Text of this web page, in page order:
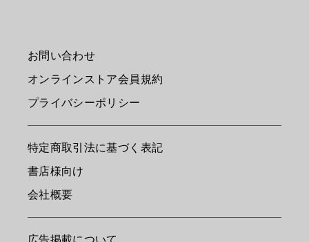
お問い合わせ
オンラインストア会員規約
プライバシーポリシー
特定商取引法に基づく表記
書店様向け
会社概要
広告掲載について